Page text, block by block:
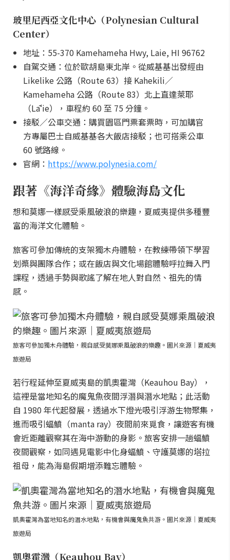
玻里尼西亞文化中心（Polynesian Cultural
Center）
地址：55-370 Kamehameha Hwy, Laie, HI 96762
自駕交通：位於歐胡島東北岸。從威基基出發經由
Likelike 公路（Route 63）接 Kahekili／
Kamehameha 公路（Route 83）北上直達萊耶
（Lāʻie），車程約 60 至 75 分鐘。
接駁／公車交通：購買園區門票套票時，可加購官
方專屬巴士自威基基各大飯店接駁；也可搭乘公車
60 號路線。
官網： https://www.polynesia.com/
跟著《海洋奇緣》體驗海島文化
想和莫娜一樣感受乘風破浪的樂趣，夏威夷提供多種豐
富的海洋文化體驗。
旅客可參加傳統的支架獨木舟體驗，在教練帶領下學習
划槳與團隊合作；或在飯店與文化場館體驗呼拉舞入門
課程，透過手勢與歌謠了解在地人對自然、祖先的情
感。
旅客可參加獨木舟體驗，親自感受莫娜乘風破浪的樂趣。圖片來源｜夏威夷
旅遊局
若行程延伸至夏威夷島的凱奧霍灣（Keauhou Bay），
這裡是當地知名的魔鬼魚夜間浮潛與潛水地點；此活動
自 1980 年代起發展，透過水下燈光吸引浮游生物聚集，
進而吸引蝠鱝（manta ray）夜間前來覓食，讓遊客有機
會近距離觀察其在海中游動的身影。旅客安排一趟蝠鱝
夜間觀察，如同遇見電影中化身蝠鱝、守護莫娜的塔拉
祖母，能為海島假期增添難忘體驗。
凱奧霍灣為當地知名的潛水地點，有機會與魔鬼魚共游。圖片來源｜夏威夷
旅遊局
凱奧霍灣（Keauhou Bay）